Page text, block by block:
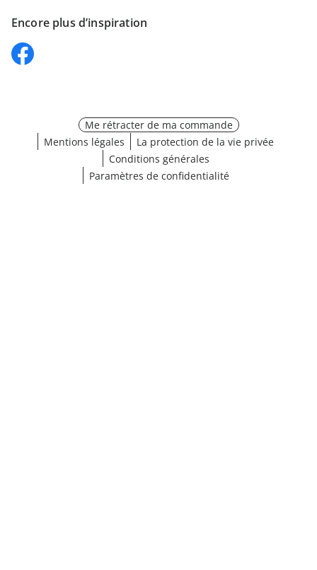
Encore plus d’inspiration
Me rétracter de ma commande
Mentions légales
La protection de la vie privée
Conditions générales
Paramètres de confidentialité